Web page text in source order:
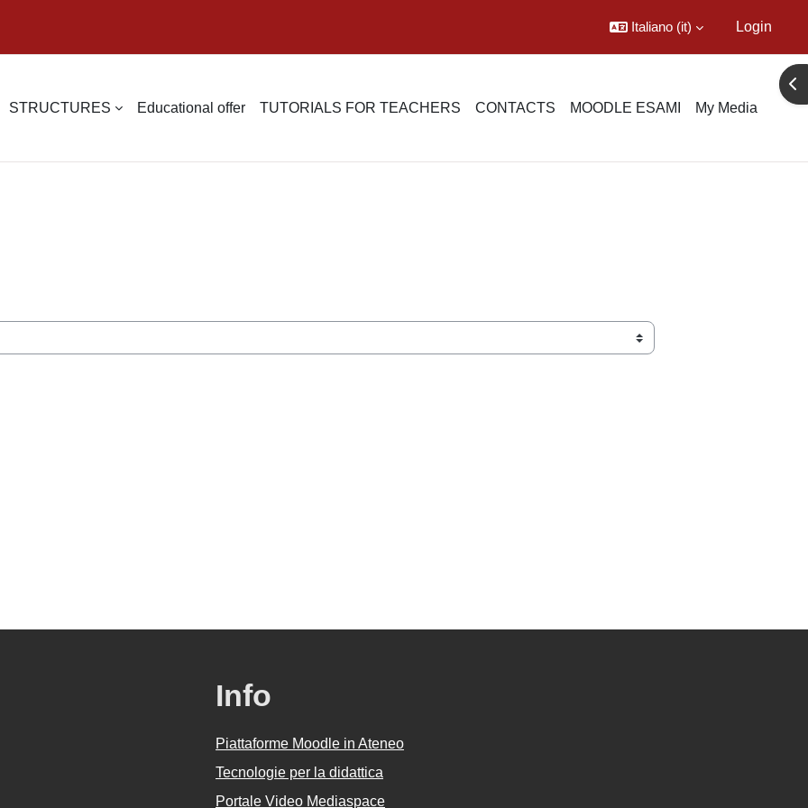
Italiano ‎(it)‎ Login
STRUCTURES Educational offer TUTORIALS FOR TEACHERS CONTACTS MOODLE ESAMI My Media
Info
Piattaforme Moodle in Ateneo
Tecnologie per la didattica
Portale Video Mediaspace